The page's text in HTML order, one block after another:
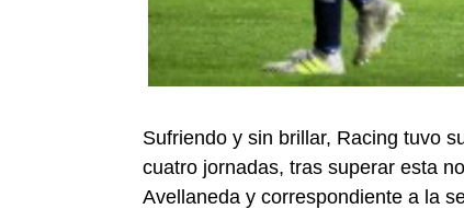
Sufriendo y sin brillar, Racing tuvo
cuatro jornadas, tras superar esta
Avellaneda y correspondiente a la